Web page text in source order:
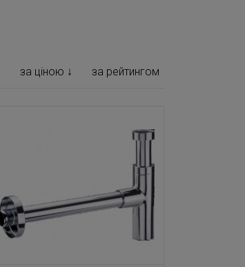
за ціною ↓ за рейтингом